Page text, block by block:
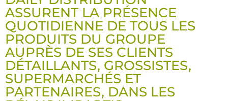
ASSURENT LA PRÉSENCE
QUOTIDIENNE DE TOUS LES
PRODUITS DU GROUPE
AUPRÈS DE SES CLIENTS
DÉTAILLANTS, GROSSISTES,
SUPERMARCHÉS ET
PARTENAIRES, DANS LES